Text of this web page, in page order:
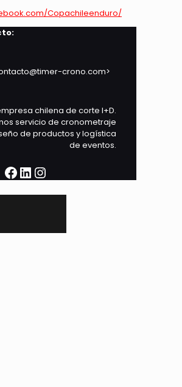
Copachileenduro/
crono.com>
chilena de corte I+D.
servicio de cronometraje
de productos y logística
de eventos.
Facebook
LinkedIn
Instagram